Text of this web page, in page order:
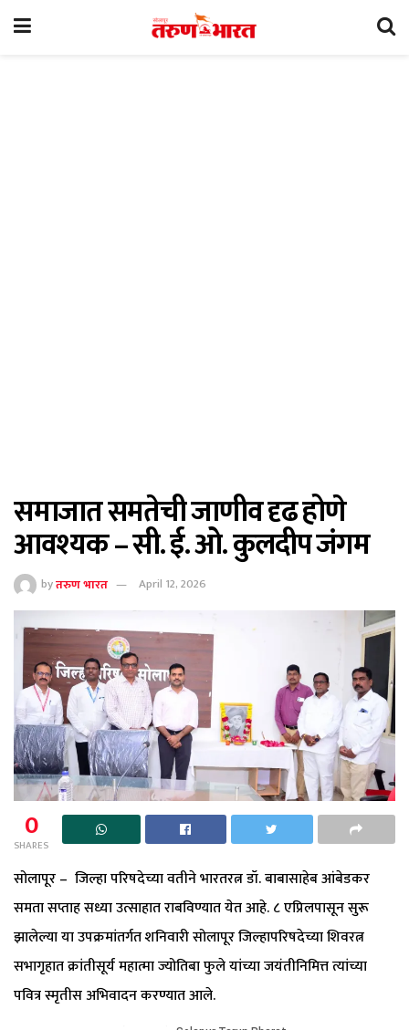
समाजात समतेची जाणीव दृढ होणे
आवश्यक – सी. ई. ओ. कुलदीप जंगम
byतरुण भारत April 12, 2026
0
SHARES
सोलापूर – जिल्हा परिषदेच्या वतीने भारतरत्न डॉ. बाबासाहेब आंबेडकर
समता सप्ताह सध्या उत्साहात राबविण्यात येत आहे. ८ एप्रिलपासून सुरू
झालेल्या या उपक्रमांतर्गत शनिवारी सोलापूर जिल्हापरिषदेच्या शिवरत्न
सभागृहात क्रांतीसूर्य महात्मा ज्योतिबा फुले यांच्या जयंतीनिमित्त त्यांच्या
पवित्र स्मृतीस अभिवादन करण्यात आले.